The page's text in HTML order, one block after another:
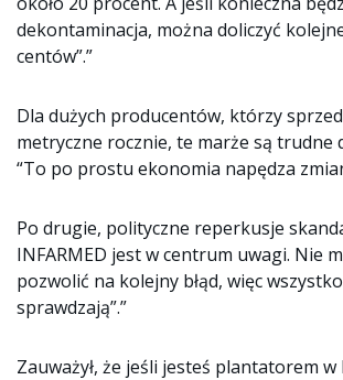
dekontaminacja, można doliczyć
centów”.”
Dla dużych producentów, którzy
metryczne rocznie, te marże są trudne
“To po prostu ekonomia napędza
Po drugie, polityczne reperkusje
INFARMED jest w centrum uwagi. Nie
pozwolić na kolejny błąd, więc
sprawdzają”.”
Zauważył, że jeśli jesteś plantatorem w